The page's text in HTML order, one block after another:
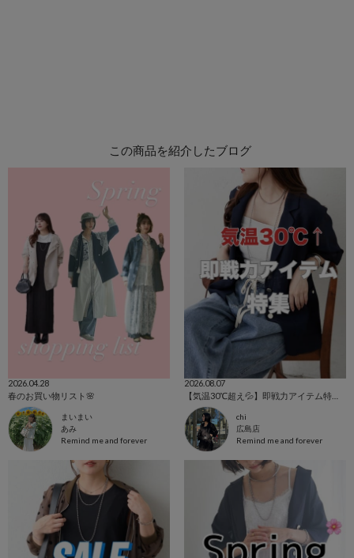
この商品を紹介したブログ
2026.04.28
春のお買い物リスト🌸
まいまい
あみ
Remind me and forever
2026.08.07
【気温30℃超え💦】即戦力アイテム特集！
chi
広島店
Remind me and forever